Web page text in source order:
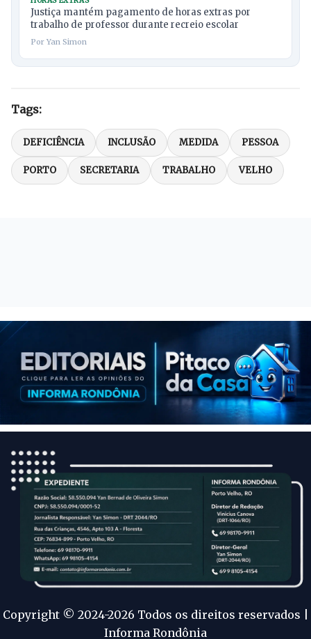
Justiça mantém pagamento de horas extras por
trabalho de professor durante recreio escolar
Por Yan Simon
Tags:
DEFICIÊNCIA INCLUSÃO MEDIDA PESSOA
PORTO SECRETARIA TRABALHO VELHO
Copyright © 2024-2026 Todos os direitos reservados |
Informa Rondônia